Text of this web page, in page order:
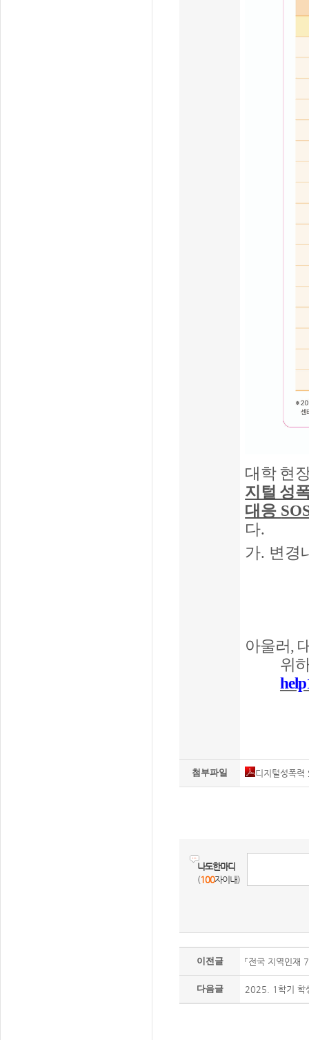
대학 현
지털 성
대응
다.
가. 변경
아울러,
위
첨부파일 디지털성폭
나도한마디
(100자이내)
이전글 「전국 지역인재
다음글 2025. 1학기 학